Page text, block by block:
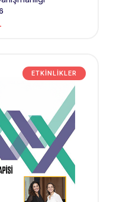
ETKINLIKLER